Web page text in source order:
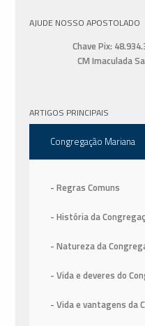
AJUDE NOSSO APOSTOLADO
Chave Pix:
CM Imaculada
ARTIGOS PRINCIPAIS
Congregação Mariana
- Regras Comuns
- História da
- Natureza da
- Vida e deveres do
- Vida e vantagens da